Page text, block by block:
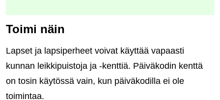
Toimi näin
Lapset ja lapsiperheet voivat käyttää vapaasti
kunnan leikkipuistoja ja -kenttiä. Päiväkodin kenttä
on tosin käytössä vain, kun päiväkodilla ei ole
toimintaa.